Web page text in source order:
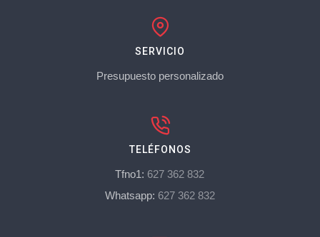
SERVICIO
Presupuesto personalizado
TELÉFONOS
Tfno1: 627 362 832
Whatsapp: 627 362 832